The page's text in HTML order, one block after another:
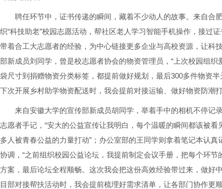
聘任环节中，证书传递的瞬间，藏着不少动人的故事。来自合
织“科技助老”校园志愿活动，帮社区老人学习智能手机操作，接过
带着合工大志愿者的经验，为中心链接更多企业与高校资源，让科
部新成员刘同学，曾是校志愿者协会的物资管理员，“上次校园组
袋尺寸到捐赠物资分类标签，都提前做好规划，最后300多件物资
下次开展乡村助学物资配送时，我会提前对接运输、做好物资防潮
来自安徽大学的宣传部新成员胡同学，举着手中的相机不停记
志愿者手记，“安大的公益宣传让我明白，每个温暖的瞬间都该被
多人被青春公益的力量打动”；办公室部的王同学则拿着笔记本认
协调，“之前组织校园公益论坛，我提前制定会议手册，把每个环
方案，最后论坛全程顺畅。这次我会把这份高效经验带过来，做好
目部对接帮扶活动时，我会提前梳理好需求清单，让各部门协作更